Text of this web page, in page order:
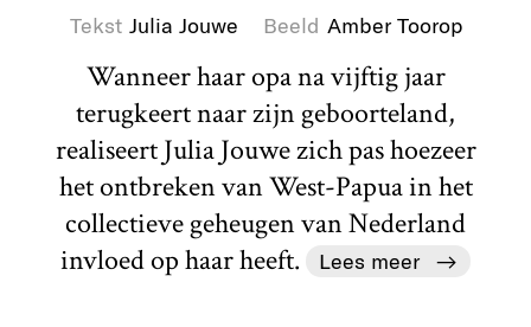
Tekst Julia Jouwe Beeld Amber Toorop
Wanneer haar opa na vijftig jaar
terugkeert naar zijn geboorteland,
realiseert Julia Jouwe zich pas hoezeer
het ontbreken van West-Papua in het
collectieve geheugen van Nederland
invloed op haar heeft.
Lees meer